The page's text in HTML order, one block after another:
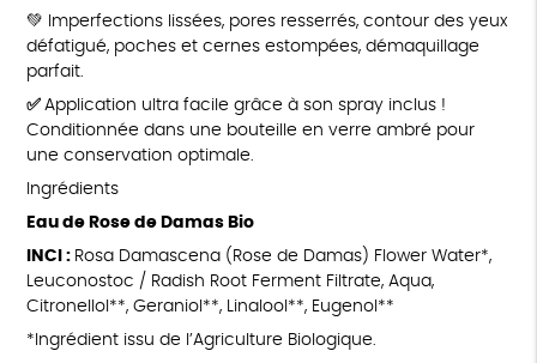
💚 Imperfections lissées, pores resserrés, contour des yeux
défatigué, poches et cernes estompées, démaquillage
parfait.
✅ Application ultra facile grâce à son spray inclus !
Conditionnée dans une bouteille en verre ambré pour
une conservation optimale.
Ingrédients
Eau de Rose de Damas Bio
INCI : Rosa Damascena (Rose de Damas) Flower Water*,
Leuconostoc / Radish Root Ferment Filtrate, Aqua,
Citronellol**, Geraniol**, Linalool**, Eugenol**
*Ingrédient issu de l’Agriculture Biologique.